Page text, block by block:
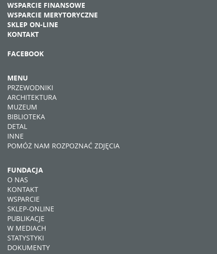
WSPARCIE FINANSOWE
WSPARCIE MERYTORYCZNE
SKLEP ON-LINE
KONTAKT
FACEBOOK
MENU
PRZEWODNIKI
ARCHITEKTURA
MUZEUM
BIBLIOTEKA
DETAL
INNE
POMÓŻ NAM ROZPOZNAĆ ZDJĘCIA
FUNDACJA
O NAS
KONTAKT
WSPARCIE
SKLEP-ONLINE
PUBLIKACJE
W MEDIACH
STATYSTYKI
DOKUMENTY